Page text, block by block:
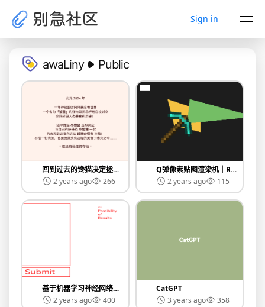
Sign in
awaLiny Public
回到过去的馋猫决定拯救｜2024 Summer Game Jam
2 years ago
266
Q弹像素贴图渲染机｜RenderHonk II
2 years ago
115
基于机器学习神经网络的手写数字识别
2 years ago
400
CatGPT
3 years ago
358